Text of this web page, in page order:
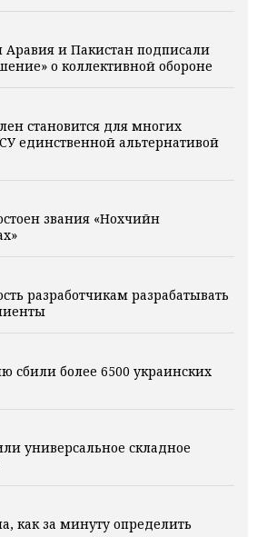
Аравия и Пакистан подписали
о коллективной обороне
становится для многих
единственной альтернативой
звания «Нохчийн
разработчикам разрабатывать
сбили более 6500 украинских
универсальное складное
как за минуту определить